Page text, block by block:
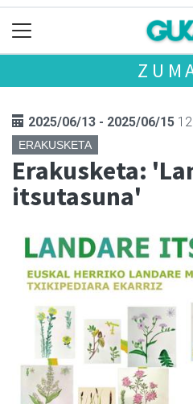
2025/06/13 - 2025/06/15
ERAKUSKETA
Erakusketa:
itsutasuna'